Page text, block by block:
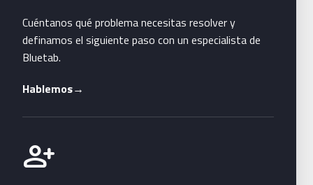
Cuéntanos qué problema necesitas resolver y
definamos el siguiente paso con un especialista de
Bluetab.
Hablemos→
person_add
Únete a Bluetab